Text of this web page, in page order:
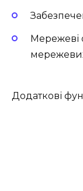
Мережеві
Додаткові